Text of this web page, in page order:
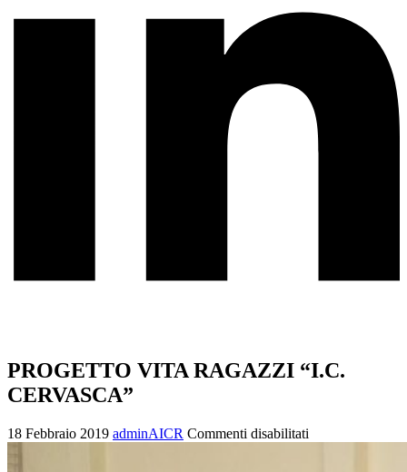
PROGETTO VITA RAGAZZI “I.C.
CERVASCA”
18 Febbraio 2019 adminAICR Commenti disabilitati